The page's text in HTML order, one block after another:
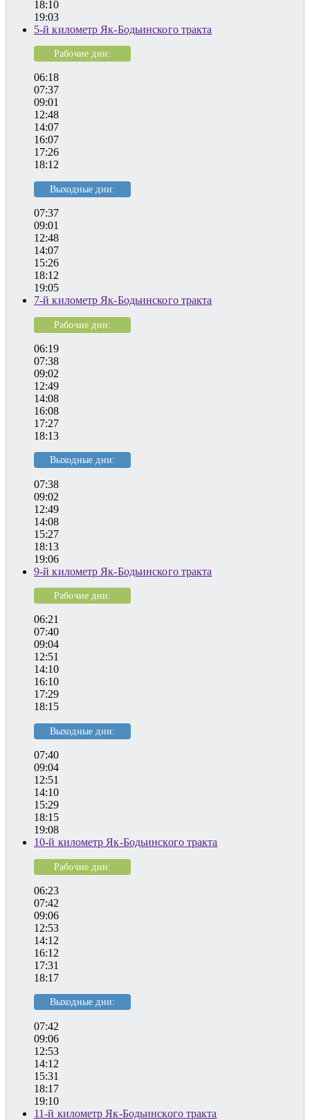
18:10
19:03
5-й километр Як-Бодьинского тракта
Рабочие дни:
06:18
07:37
09:01
12:48
14:07
16:07
17:26
18:12
Выходные дни:
07:37
09:01
12:48
14:07
15:26
18:12
19:05
7-й километр Як-Бодьинского тракта
Рабочие дни:
06:19
07:38
09:02
12:49
14:08
16:08
17:27
18:13
Выходные дни:
07:38
09:02
12:49
14:08
15:27
18:13
19:06
9-й километр Як-Бодьинского тракта
Рабочие дни:
06:21
07:40
09:04
12:51
14:10
16:10
17:29
18:15
Выходные дни:
07:40
09:04
12:51
14:10
15:29
18:15
19:08
10-й километр Як-Бодьинского тракта
Рабочие дни:
06:23
07:42
09:06
12:53
14:12
16:12
17:31
18:17
Выходные дни:
07:42
09:06
12:53
14:12
15:31
18:17
19:10
11-й километр Як-Бодьинского тракта